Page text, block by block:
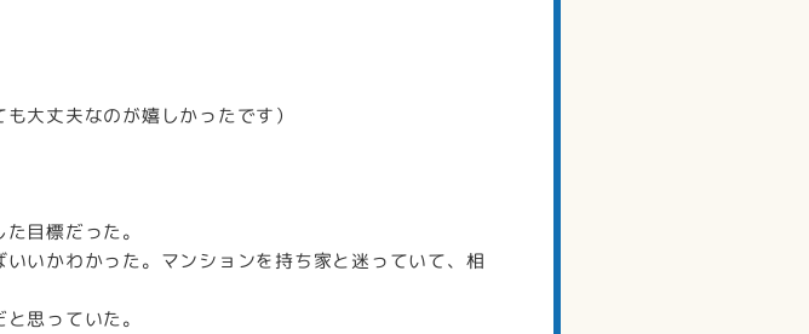
大丈夫なのが嬉しかったです）
目標だった。
いかわかった。マンションを持ち家と迷っていて、相
思っていた。